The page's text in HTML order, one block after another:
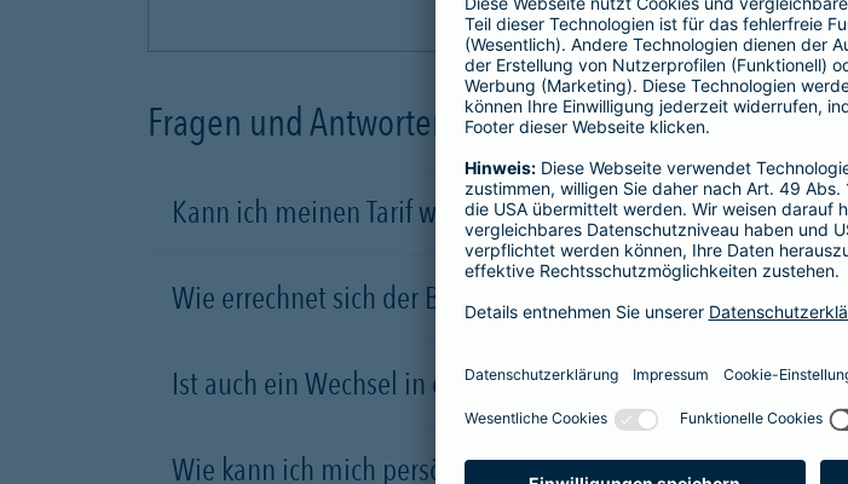
Fragen und Antworten zum Tarifwechsel in der
Kann ich meinen Tarif wechseln?
Wie errechnet sich der Beitrag bei einem Tarifwechsel?
Ist auch ein Wechsel in einen Tarif mit höheren Leistungen
Wie kann ich mich persönlich informieren?